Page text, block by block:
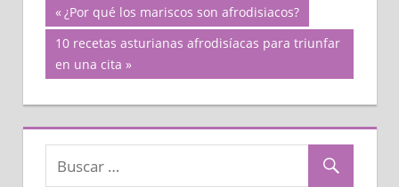
Navegación
de
Previous
Post:
¿Por qué los mariscos son afrodisiacos​?
Next
Post:
10 recetas asturianas afrodisíacas para triunfar
en una cita